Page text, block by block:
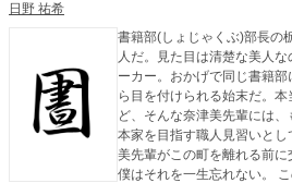
日野 祐希
書籍部(しょじゃくぶ)部長の
人だ。見た目は清楚な美人
ーカー。おかげで同じ書籍
ら目を付けられる始末だ。本
ど、そんな奈津美先輩には
本家を目指す職人見習いとしての顔が
美先輩がこの町を離れる前に
僕はそれを一生忘れない。